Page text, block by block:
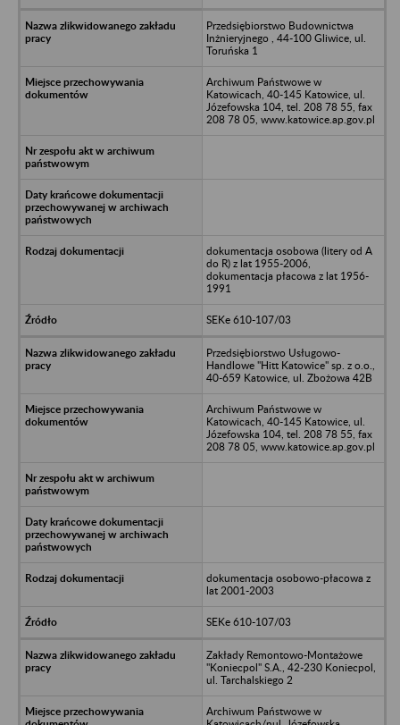
Przedsiębiorstwo Budownictwa
Inżnieryjnego , 44-100 Gliwice, ul.
Toruńska 1
Archiwum Państwowe w
Katowicach, 40-145 Katowice, ul.
Józefowska 104, tel. 208 78 55, fax
208 78 05, www.katowice.ap.gov.pl
dokumentacja osobowa (litery od A
do R) z lat 1955-2006,
dokumentacja płacowa z lat 1956-
1991
SEKe 610-107/03
Przedsiębiorstwo Usługowo-
Handlowe "Hitt Katowice" sp. z o.o.,
40-659 Katowice, ul. Zbożowa 42B
Archiwum Państwowe w
Katowicach, 40-145 Katowice, ul.
Józefowska 104, tel. 208 78 55, fax
208 78 05, www.katowice.ap.gov.pl
dokumentacja osobowo-płacowa z
lat 2001-2003
SEKe 610-107/03
Zakłady Remontowo-Montażowe
"Koniecpol" S.A., 42-230 Koniecpol,
ul. Tarchalskiego 2
Archiwum Państwowe w